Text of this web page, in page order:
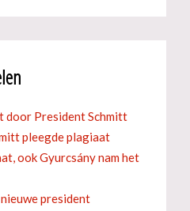
door President Schmitt
pleegde plagiaat
ook Gyurcsány nam het
president